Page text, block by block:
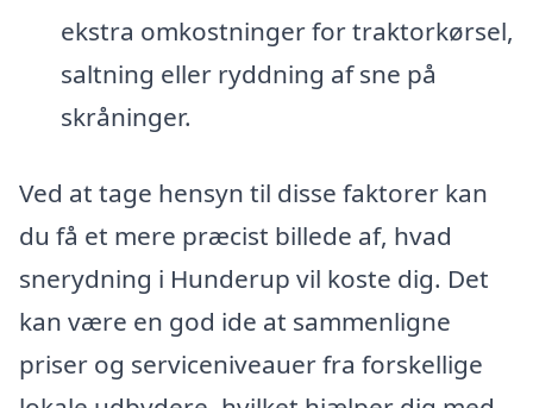
ekstra omkostninger for traktorkørsel,
saltning eller ryddning af sne på
skråninger.
Ved at tage hensyn til disse faktorer kan
du få et mere præcist billede af, hvad
snerydning i Hunderup vil koste dig. Det
kan være en god ide at sammenligne
priser og serviceniveauer fra forskellige